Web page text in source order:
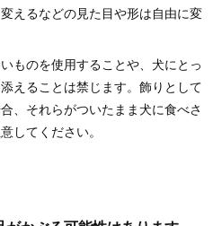
えるなどの見た目や形は自由に変
ものを使用することや、犬にとっ
えることは禁じます。飾りとして
、それらがついたまま犬に食べさ
してください。